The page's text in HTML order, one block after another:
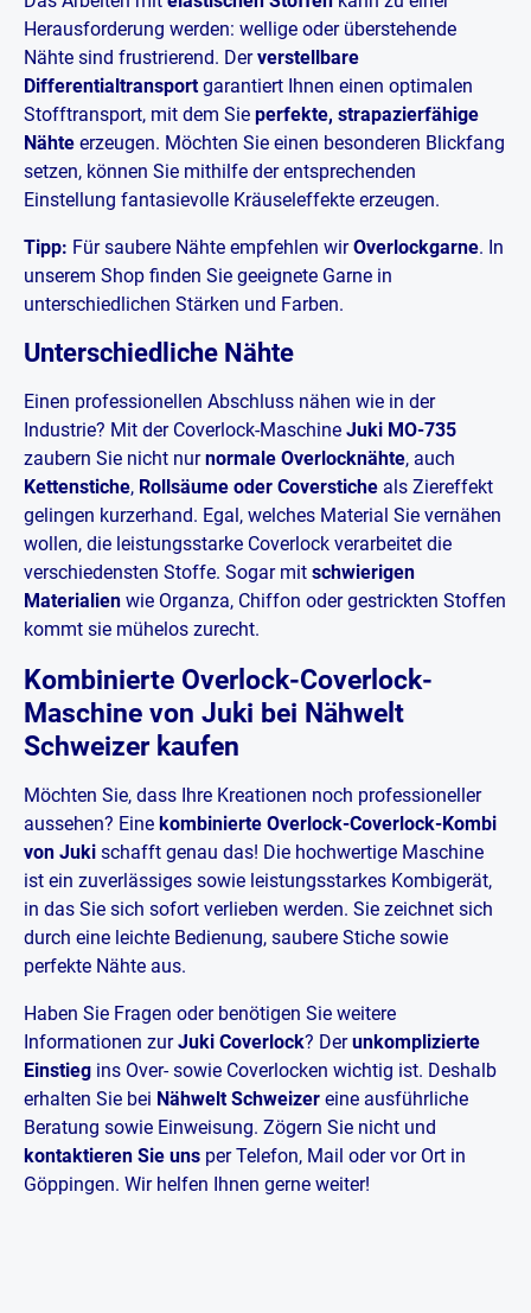
Herausforderung werden: wellige oder überstehende
Nähte sind frustrierend. Derverstellbare
Differentialtransportgarantiert Ihnen einen optimalen
Stofftransport, mit dem Sie perfekte, strapazierfähige
Nähte erzeugen. Möchten Sie einen besonderen Blickfang
setzen, können Sie mithilfe der entsprechenden
Einstellung fantasievolle Kräuseleffekte erzeugen.
Tipp: Für saubere Nähte empfehlen wirOverlockgarne. In
unserem Shop finden Sie geeignete Garne in
unterschiedlichen Stärken und Farben.
Unterschiedliche Nähte
Einen professionellen Abschluss nähen wie in der
Industrie? Mit der Coverlock-Maschine Juki MO-735
zaubern Sie nicht nurnormale Overlocknähte, auch
Kettenstiche, Rollsäume oder Coverstiche als Ziereffekt
gelingen kurzerhand. Egal, welches Material Sie vernähen
wollen, die leistungsstarke Coverlock verarbeitet die
verschiedensten Stoffe. Sogar mit schwierigen
Materialien wie Organza, Chiffon oder gestrickten Stoffen
kommt sie mühelos zurecht.
Kombinierte Overlock-Coverlock-
Maschine von Juki bei Nähwelt
Schweizer kaufen
Möchten Sie, dass Ihre Kreationen noch professioneller
aussehen? Eine kombinierte Overlock-Coverlock-Kombi
von Juki schafft genau das! Die hochwertige Maschine
ist ein zuverlässiges sowie leistungsstarkes Kombigerät,
in das Sie sich sofort verlieben werden. Sie zeichnet sich
durch eine leichte Bedienung, saubere Stiche sowie
perfekte Nähte aus.
Haben Sie Fragen oder benötigen Sie weitere
Informationen zurJuki Coverlock? Derunkomplizierte
Einstieg ins Over- sowie Coverlocken wichtig ist. Deshalb
erhalten Sie bei Nähwelt Schweizer eine ausführliche
Beratung sowie Einweisung. Zögern Sie nicht und
kontaktieren Sie uns per Telefon, Mail oder vor Ort in
Göppingen. Wir helfen Ihnen gerne weiter!